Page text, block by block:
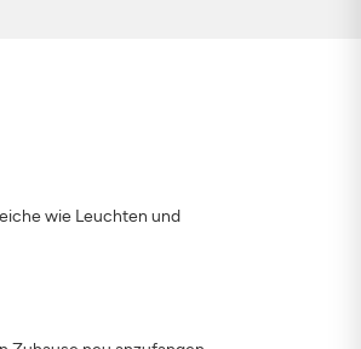
wie Leuchten und